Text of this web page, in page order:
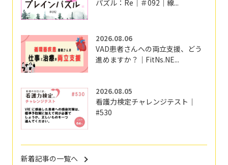
パズル：Re｜＃092｜線...
2026.08.06
VAD患者さんへの両立支援、どう
進めますか？｜FitNs.NE...
2026.08.05
看護力検定チャレンジテスト｜
#530
新着記事の一覧へ